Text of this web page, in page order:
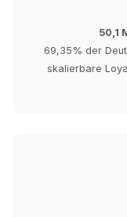
50,1
69,35% der
skalierbare